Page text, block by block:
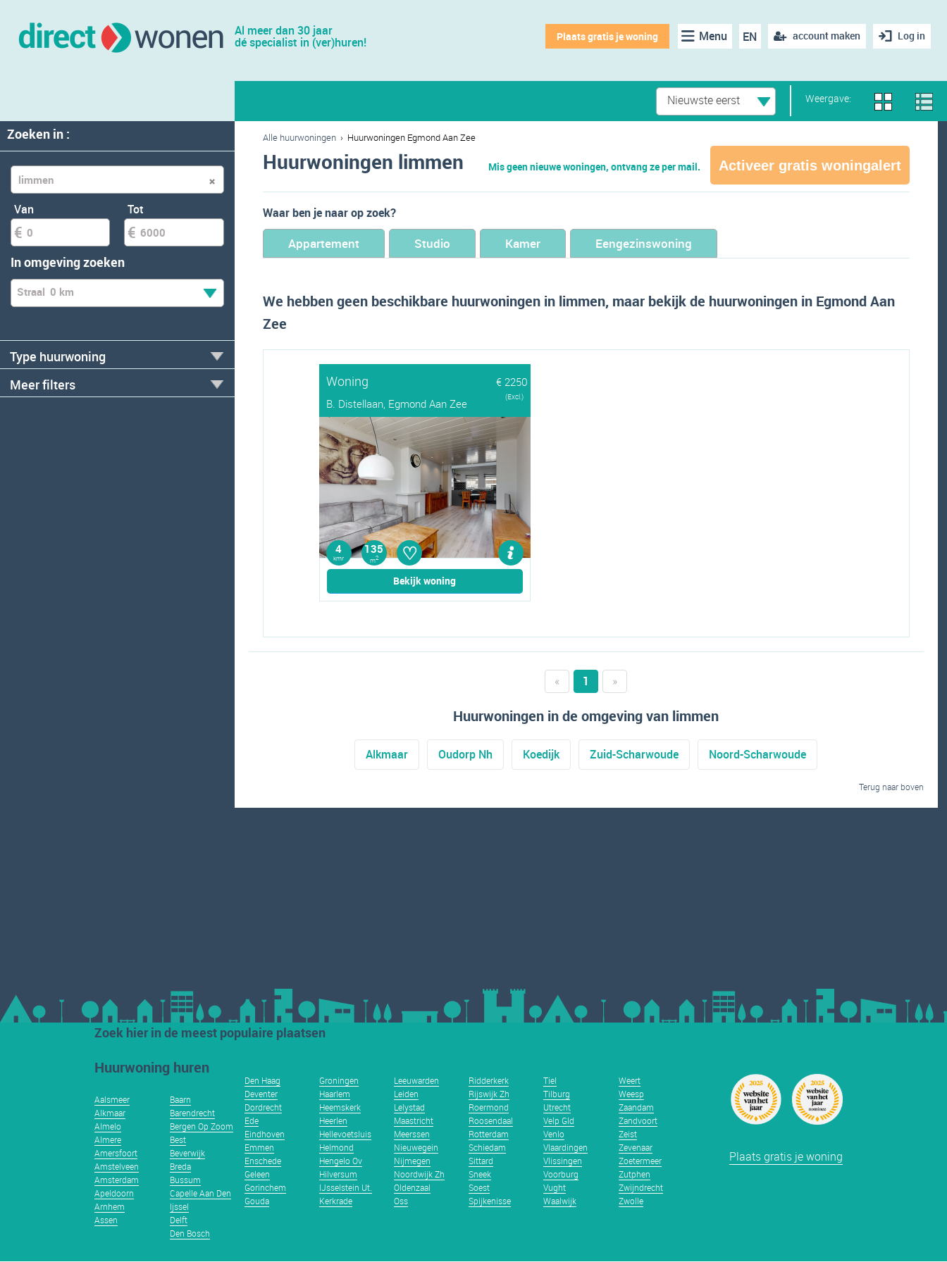
Al meer dan 30 jaar
dé specialist in (ver)huren! Log in
account maken
EN
Menu
Plaats gratis je woning
Weergave:
Nieuwste eerst
Zoeken in :
Van Tot
In omgeving zoeken
Straal 0 km
Type huurwoning
Meer filters
Alle huurwoningen › Huurwoningen Egmond Aan Zee
Huurwoningen limmen Mis geen nieuwe woningen, ontvang ze per mail. Activeer gratis woningalert
Waar ben je naar op zoek?
Appartement Studio Kamer Eengezinswoning
We hebben geen beschikbare huurwoningen in limmen, maar bekijk de huurwoningen in Egmond Aan
Zee
Woning
€ 2250
B. Distellaan, Egmond Aan Zee
(Excl.)
4
kmr
135
m2 ♡
Bekijk woning
« 1 »
Huurwoningen in de omgeving van limmen
Alkmaar Oudorp Nh Koedijk Zuid-Scharwoude Noord-Scharwoude
Terug naar boven
Zoek hier in de meest populaire plaatsen
Huurwoning huren
Aalsmeer
Alkmaar
Almelo
Almere
Amersfoort
Amstelveen
Amsterdam
Apeldoorn
Arnhem
Assen
Baarn
Barendrecht
Bergen Op Zoom
Best
Beverwijk
Breda
Bussum
Capelle Aan Den
Ijssel
Delft
Den Bosch
Den Haag
Deventer
Dordrecht
Ede
Eindhoven
Emmen
Enschede
Geleen
Gorinchem
Gouda
Groningen
Haarlem
Heemskerk
Heerlen
Hellevoetsluis
Helmond
Hengelo Ov
Hilversum
IJsselstein Ut.
Kerkrade
Leeuwarden
Leiden
Lelystad
Maastricht
Meerssen
Nieuwegein
Nijmegen
Noordwijk Zh
Oldenzaal
Oss
Ridderkerk
Rijswijk Zh
Roermond
Roosendaal
Rotterdam
Schiedam
Sittard
Sneek
Soest
Spijkenisse
Tiel
Tilburg
Utrecht
Velp Gld
Venlo
Vlaardingen
Vlissingen
Voorburg
Vught
Waalwijk
Weert
Weesp
Zaandam
Zandvoort
Zeist
Zevenaar
Zoetermeer
Zutphen
Zwijndrecht
Zwolle
Plaats gratis je woning